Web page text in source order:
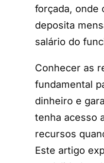
forçada, onde
deposita
salário do
Conhecer as
fundamental
dinheiro e
tenha acesso
recursos
Este artigo